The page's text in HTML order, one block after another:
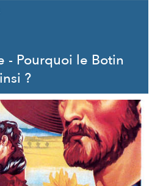
- Pourquoi le Botin
?